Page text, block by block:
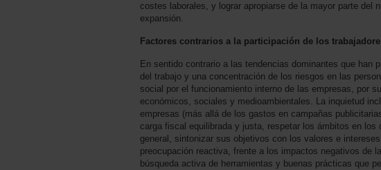
costes laborales, y lograr apropiarse de la mayor parte del
expansión.
Factores contrarios a la participación de los
En sentido contrario a las tendencias dominantes que han
del trabajo y una concentración de los riesgos en las
social por el funcionamiento interno de las empresas, por
económicos, sociales y medioambientales. La inquietud
empresas (más allá de los gastos en campañas
carga fiscal equilibrada y justa, respetar los ámbitos en
general, sintonizar sus objetivos con los valores e
preocupación reactiva, frente a los impactos negativos de
búsqueda activa de herramientas y buenas prácticas que